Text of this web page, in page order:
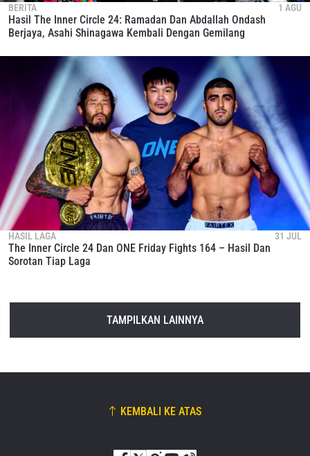
BERITA 1 AGU
Hasil The Inner Circle 24: Ramadan Dan Abdallah Ondash
Berjaya, Asahi Shinagawa Kembali Dengan Gemilang
HASIL LAGA 31 JUL
The Inner Circle 24 Dan ONE Friday Fights 164 – Hasil Dan
Sorotan Tiap Laga
TAMPILKAN LAINNYA
KEMBALI KE ATAS